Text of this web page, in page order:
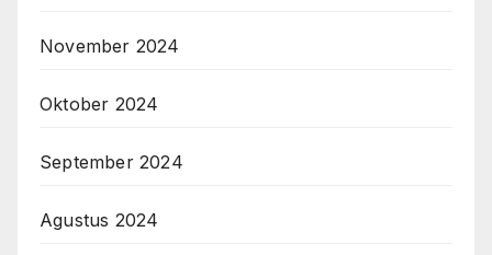
November 2024
Oktober 2024
September 2024
Agustus 2024